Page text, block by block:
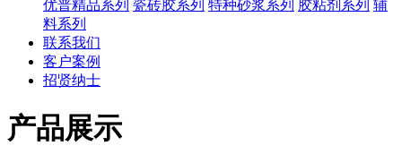
优普精品系列 瓷砖胶系列 特种砂浆系列 胶粘剂系列 辅
料系列
联系我们
客户案例
招贤纳士
产品展示